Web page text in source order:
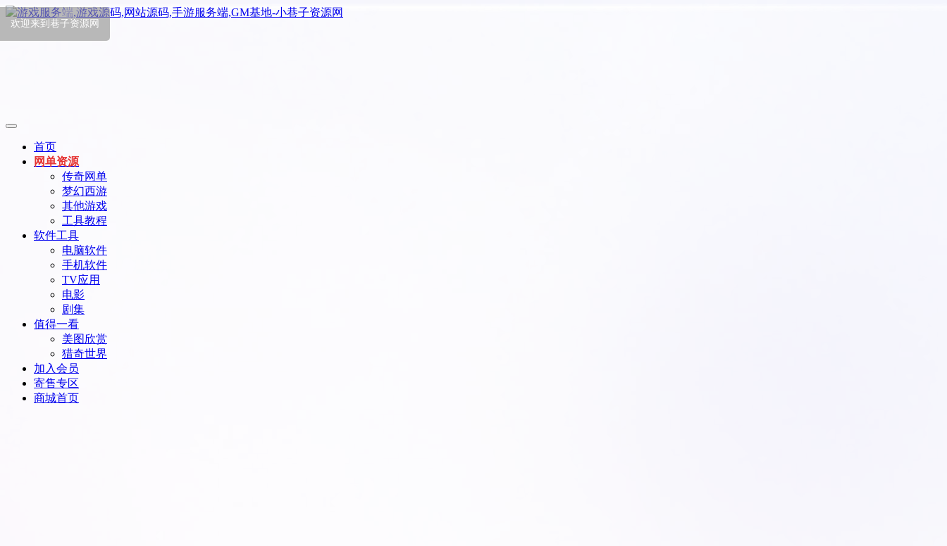
首页
网单资源
传奇网单
梦幻西游
其他游戏
工具教程
软件工具
电脑软件
手机软件
TV应用
电影
剧集
值得一看
美图欣赏
猎奇世界
加入会员
寄售专区
商城首页
欢迎来到巷子资源网